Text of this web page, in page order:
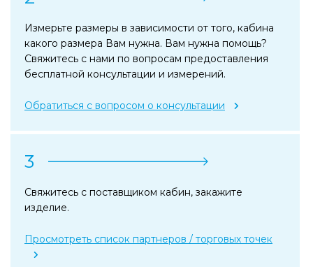
Измерьте размеры в зависимости от того, кабина
какого размера Вам нужна. Вам нужна помощь?
Свяжитесь с нами по вопросам предоставления
бесплатной консультации и измерений.
Обратиться с вопросом о консультации
3
Свяжитесь с поставщиком кабин, закажите
изделие.
Просмотреть список партнеров / торговых точек